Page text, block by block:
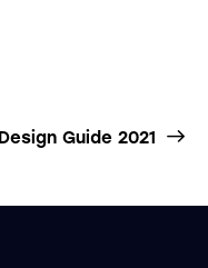
Design Guide 2021